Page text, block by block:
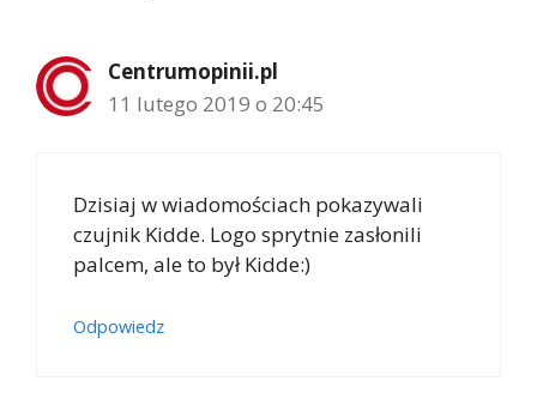
Centrumopinii.pl
11 lutego 2019 o 20:45
Dzisiaj w wiadomościach pokazywali
czujnik Kidde. Logo sprytnie zasłonili
palcem, ale to był Kidde:)
Odpowiedz